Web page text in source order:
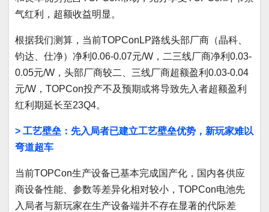
气红利，超额收益明显。
根据我们测算，当前TOPConLP路线头部厂商（晶科、
钧达、仕净）净利0.06-0.07元/W，二三线厂商净利0.03-
0.05元/W，头部厂商较二、三线厂商超额盈利0.03-0.04
元/W，TOPCon投产不及预期或将导致先入者超额盈利
红利期延长至23Q4。
> 工艺壁垒：先入局者已建立工艺壁垒优势，新玩家难以
弯道超车
当前TOPCon生产设备已基本完成国产化，国内各供应
商设备性能、参数等差异化相对较小，TOPCon电池先
入局者与新玩家在生产设备端并不存在显著的代际差